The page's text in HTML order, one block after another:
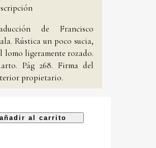
de Francisco
Rústica un poco sucia,
lomo ligeramente rozado.
Pág 268. Firma del
propietario.